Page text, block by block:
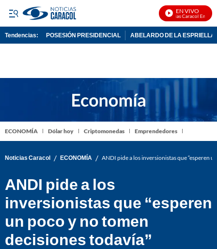
EN VIVO
Noticias Caracol En Vivo
Tendencias: POSESIÓN PRESIDENCIAL ABELARDO DE LA ESPRIELLA
ECONOMÍA Dólar hoy Criptomonedas Emprendedores
Noticias Caracol / ECONOMÍA / ANDI pide a los inversionistas que “esperen
ANDI pide a los
inversionistas que “esperen
un poco y no tomen
decisiones todavía”